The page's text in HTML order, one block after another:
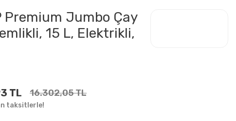
Premium Jumbo Çay
15 L, Elektrikli,
TL 16.302,05 TL
taksitlerle!